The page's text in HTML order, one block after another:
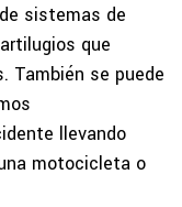
sistemas de
que
También se puede
llevando
motocicleta o